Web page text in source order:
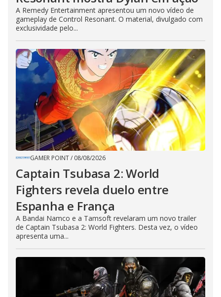
A Remedy Entertainment apresentou um novo vídeo de
gameplay de Control Resonant. O material, divulgado com
exclusividade pelo...
GAMER POINT/ 08/08/2026
Captain Tsubasa 2: World
Fighters revela duelo entre
Espanha e França
A Bandai Namco e a Tamsoft revelaram um novo trailer
de Captain Tsubasa 2: World Fighters. Desta vez, o vídeo
apresenta uma...